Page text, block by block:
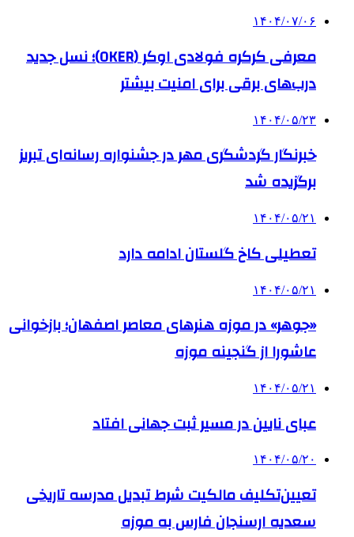
۱۴۰۴/۰۷/۰۶
معرفی کرکره فولادی اوکر (OKER)؛ نسل جدید
درب‌های برقی برای امنیت بیشتر
۱۴۰۴/۰۵/۲۳
خبرنگار گردشگری مهر در جشنواره رسانه‌ای تبریز
برگزیده شد
۱۴۰۴/۰۵/۲۱
تعطیلی کاخ گلستان ادامه دارد
۱۴۰۴/۰۵/۲۱
«جوهر» در موزه هنرهای معاصر اصفهان؛ بازخوانی
عاشورا از گنجینه موزه
۱۴۰۴/۰۵/۲۱
عبای نایین در مسیر ثبت جهانی افتاد
۱۴۰۴/۰۵/۲۰
تعیین‌تکلیف مالکیت شرط تبدیل مدرسه تاریخی
سعدیه ارسنجان فارس به موزه